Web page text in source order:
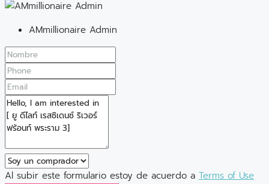
AMmillionaire Admin
Al subir este formulario estoy de acuerdo a Terms of Use